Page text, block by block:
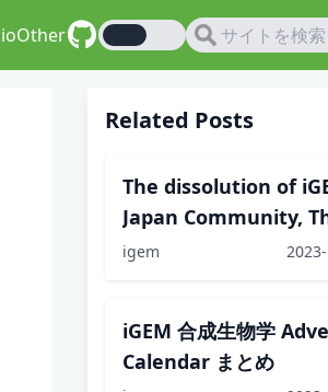
Other
Related Posts
The dissolution of
Japan Community,
Next...
igem
iGEM 合成生物学
Calendar まとめ